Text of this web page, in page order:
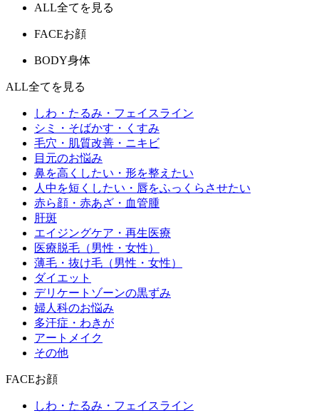
ALL全てを見る
FACEお顔
BODY身体
ALL全てを見る
しわ・たるみ・フェイスライン
シミ・そばかす・くすみ
毛穴・肌質改善・ニキビ
目元のお悩み
鼻を高くしたい・形を整えたい
人中を短くしたい・唇をふっくらさせたい
赤ら顔・赤あざ・血管腫
肝斑
エイジングケア・再生医療
医療脱毛（男性・女性）
薄毛・抜け毛（男性・女性）
ダイエット
デリケートゾーンの黒ずみ
婦人科のお悩み
多汗症・わきが
アートメイク
その他
FACEお顔
しわ・たるみ・フェイスライン